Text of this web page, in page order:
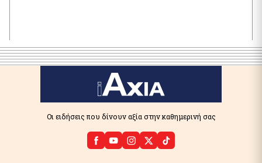
Οι ειδήσεις που δίνουν αξία στην καθημερινή σας